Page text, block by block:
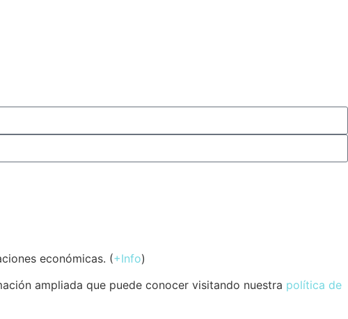
económicas. (+Info)
ampliada que puede conocer visitando nuestra política de